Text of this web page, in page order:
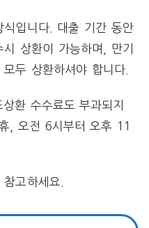
입니다. 대출 기간 동안
상환이 가능하며, 만기
두 상환하셔야 합니다.
환 수수료도 부과되지
, 오전 6시부터 오후 11
고하세요.